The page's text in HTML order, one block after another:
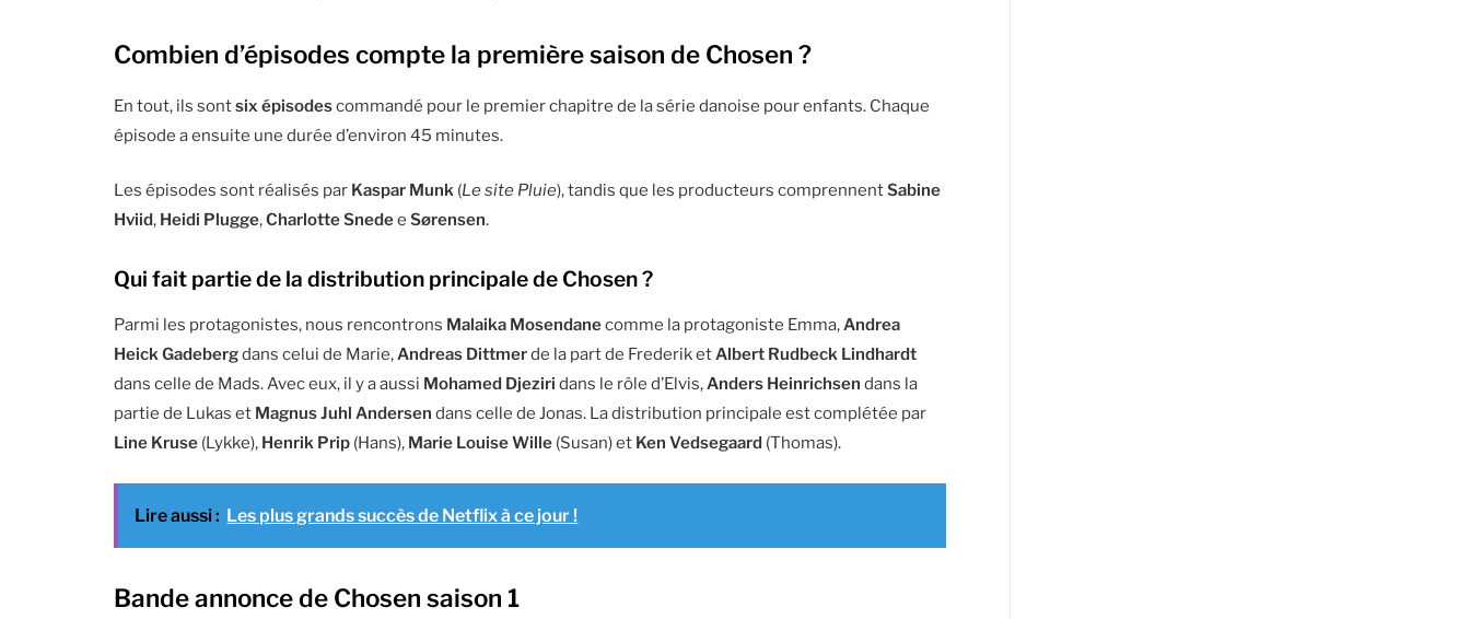
Combien d’épisodes compte la première saison de Chosen?
En tout, ils sontsix épisodescommandé pour le premier chapitre de la série danoise pour enfants. Chaque
épisode a ensuite une durée d’environ 45 minutes.
Les épisodes sont réalisés par Kaspar Munk (Le site Pluie), tandis que les producteurs comprennentSabine
Hviid, Heidi Plugge,Charlotte SnedeeSørensen.
Qui fait partie de la distribution principale de Chosen?
Parmi les protagonistes, nous rencontrons Malaika Mosendanecomme la protagoniste Emma,Andrea
Heick Gadebergdans celui de Marie,Andreas Dittmerde la part de Frederik etAlbert Rudbeck Lindhardt
dans celle de Mads. Avec eux, il y a aussi Mohamed Djeziridans le rôle d’Elvis,Anders Heinrichsendans la
partie de Lukas et Magnus Juhl Andersen dans celle de Jonas. La distribution principale est complétée par
Line Kruse (Lykke), Henrik Prip (Hans), Marie Louise Wille (Susan) et Ken Vedsegaard (Thomas).
Lire aussi : Les plus grands succès de Netflix à ce jour !
Bande annonce de Chosen saison 1